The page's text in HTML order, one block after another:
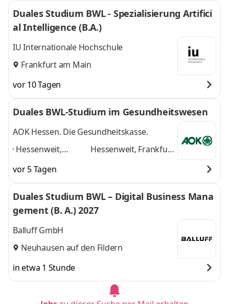
Duales Studium BWL - Spezialisierung Artifici
al Intelligence (B.A.)
IU Internationale Hochschule
Frankfurt am Main
vor 10 Tagen
Duales BWL-Studium im Gesundheitswesen
AOK Hessen. Die Gesundheitskasse.
Hessenweit,
Darmstadt, Kassel,
Gießen, Dieburg,
Hanau, Wiesbaden,
Marburg,
Hessenweit, Frankfurt
Dieburg, Hanau,
Wiesbaden, Marburg
und 6 weitere
vor 5 Tagen
Duales Studium BWL – Digital Business Mana
gement (B. A.) 2027
Balluff GmbH
Neuhausen auf den Fildern
in etwa 1 Stunde